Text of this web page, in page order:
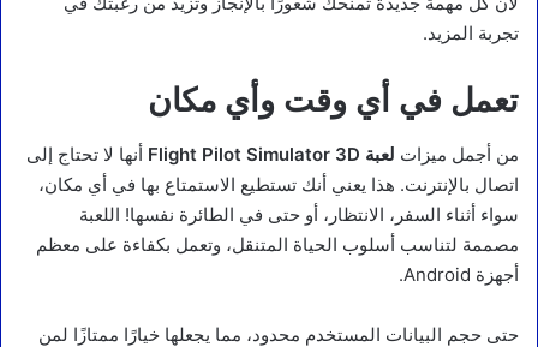
تجربة المزيد.
تعمل في أي وقت وأي مكان
من أجمل ميزات لعبة Flight Pilot Simulator 3D
أنها لا تحتاج إلى
اتصال بالإنترنت. هذا يعني أنك تستطيع الاستمتاع بها في أي مكان،
سواء أثناء السفر، الانتظار، أو حتى في الطائرة نفسها! اللعبة
مصممة لتناسب أسلوب الحياة المتنقل، وتعمل بكفاءة على معظم
أجهزة Android.
حتى حجم البيانات المستخدم محدود، مما يجعلها خيارًا ممتازًا لمن